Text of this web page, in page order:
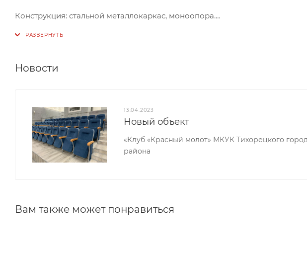
Конструкция: стальной металлокаркас, моноопора.
Новости
13.04.2023
Новый объект
«Клуб «Красный молот» МКУК Тихорецкого
района
Вам также может понравиться